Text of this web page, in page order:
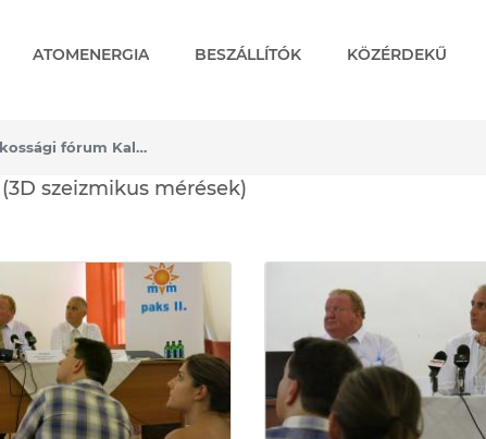
ATOMENERGIA BESZÁLLÍTÓK KÖZÉRDEKŰ
Sajtótájékoztató és lakossági fórum Kalocsán (3D szeizmikus mérések)
fórum Kalocsán
szeizmikus mérések)